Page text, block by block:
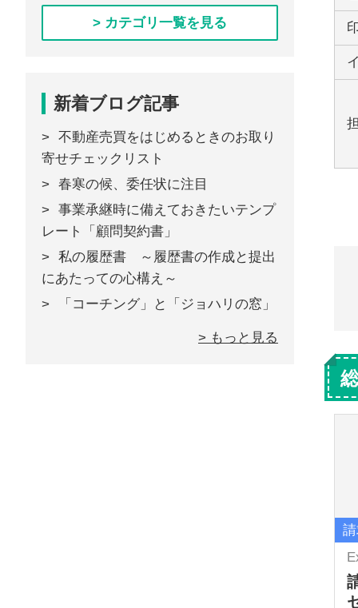
> カテゴリ一覧を見る
新着ブログ記事
不動産売買をはじめるときのお取り
寄せチェックリスト
春寒の候、委任状に注目
事業承継時に備えておきたいテンプ
レート「顧問契約書」
私の履歴書 ～履歴書の作成と提出
にあたっての心構え～
「コーチング」と「ジョハリの窓」
> もっと見る